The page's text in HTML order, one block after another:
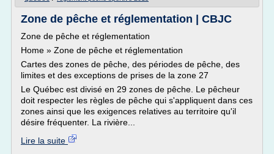
Zone de pêche et réglementation | CBJC
Zone de pêche et réglementation
Home » Zone de pêche et réglementation
Cartes des zones de pêche, des périodes de pêche, des
limites et des exceptions de prises de la zone 27
Le Québec est divisé en 29 zones de pêche. Le pêcheur
doit respecter les règles de pêche qui s'appliquent dans ces
zones ainsi que les exigences relatives au territoire qu'il
désire fréquenter. La rivière...
Lire la suite